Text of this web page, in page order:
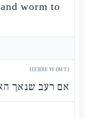
worm to
HEBREW (MT)
אם רעב שנאך